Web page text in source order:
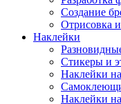
Создание
Отрисовка
Наклейки
Стикеры и
Наклейки
Наклейки на